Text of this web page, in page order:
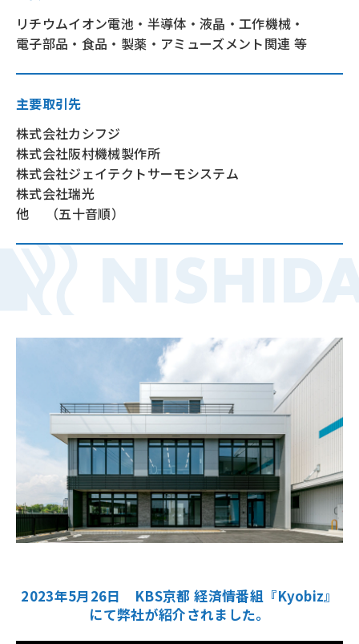
リチウムイオン電池・半導体・液晶・工作機械・
電子部品・食品・製薬・アミューズメント関連 等
主要取引先
株式会社カシフジ
株式会社阪村機械製作所
株式会社ジェイテクトサーモシステム
株式会社瑞光
他 （五十音順）
2023年5月26日 KBS京都 経済情番組『Kyobiz』
にて弊社が紹介されました。